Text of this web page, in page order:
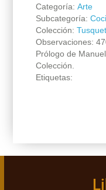
Categoría: Arte
Subcategoría:
Colección:
Observaciones:
Prólogo de
Colección.
Etiquetas: